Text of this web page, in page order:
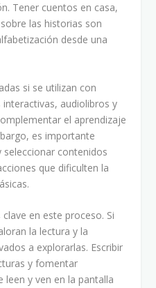
Tener cuentos en casa,
las historias son
desde una
si se utilizan con
audiolibros y
el aprendizaje
es importante
contenidos
que dificulten la
en este proceso. Si
la lectura y la
a explorarlas. Escribir
y fomentar
leen y ven en la pantalla